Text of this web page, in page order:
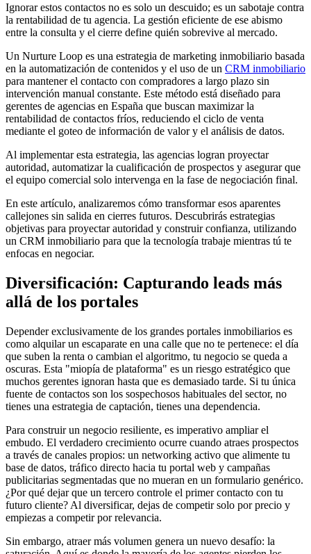
Ignorar estos contactos no es solo un descuido; es un sabotaje contra
la rentabilidad de tu agencia. La gestión eficiente de ese abismo
entre la consulta y el cierre define quién sobrevive al mercado.
Un Nurture Loop es una estrategia de marketing inmobiliario basada
en la automatización de contenidos y el uso de un CRM inmobiliario
para mantener el contacto con compradores a largo plazo sin
intervención manual constante. Este método está diseñado para
gerentes de agencias en España que buscan maximizar la
rentabilidad de contactos fríos, reduciendo el ciclo de venta
mediante el goteo de información de valor y el análisis de datos.
Al implementar esta estrategia, las agencias logran proyectar
autoridad, automatizar la cualificación de prospectos y asegurar que
el equipo comercial solo intervenga en la fase de negociación final.
En este artículo, analizaremos cómo transformar esos aparentes
callejones sin salida en cierres futuros. Descubrirás estrategias
objetivas para proyectar autoridad y construir confianza, utilizando
un CRM inmobiliario para que la tecnología trabaje mientras tú te
enfocas en negociar.
Diversificación: Capturando leads más
allá de los portales
Depender exclusivamente de los grandes portales inmobiliarios es
como alquilar un escaparate en una calle que no te pertenece: el día
que suben la renta o cambian el algoritmo, tu negocio se queda a
oscuras. Esta "miopía de plataforma" es un riesgo estratégico que
muchos gerentes ignoran hasta que es demasiado tarde. Si tu única
fuente de contactos son los sospechosos habituales del sector, no
tienes una estrategia de captación, tienes una dependencia.
Para construir un negocio resiliente, es imperativo ampliar el
embudo. El verdadero crecimiento ocurre cuando atraes prospectos
a través de canales propios: un networking activo que alimente tu
base de datos, tráfico directo hacia tu portal web y campañas
publicitarias segmentadas que no mueran en un formulario genérico.
¿Por qué dejar que un tercero controle el primer contacto con tu
futuro cliente? Al diversificar, dejas de competir solo por precio y
empiezas a competir por relevancia.
Sin embargo, atraer más volumen genera un nuevo desafío: la